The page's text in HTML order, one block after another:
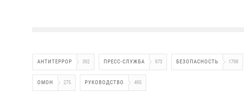
АНТИТЕРРОР 392 ПРЕСС-СЛУЖБА 973 БЕЗОПАСНОСТЬ 1798
ОМОН 275 РУКОВОДСТВО 495